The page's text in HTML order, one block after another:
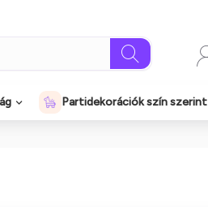
Partidekorációk szín szerint